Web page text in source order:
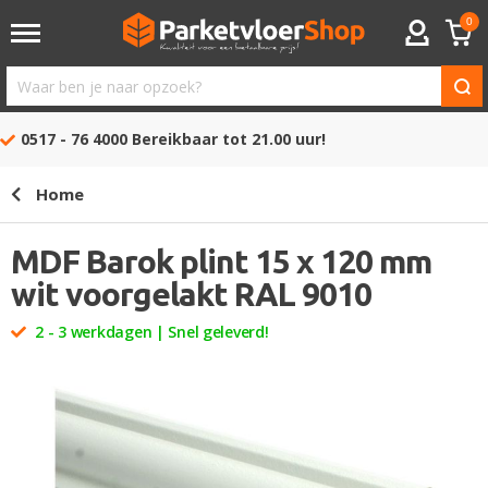
ACCOUNT
0
Waar
ben
opzoek?
0517 - 76 4000 Bereikbaar tot 21.00 uur!
Home
MDF Barok plint 15 x 120 mm
wit voorgelakt RAL 9010
2 - 3 werkdagen | Snel geleverd!